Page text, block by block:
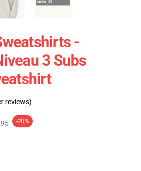
-
3 Subs
reviews)
-20%